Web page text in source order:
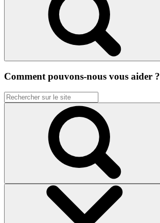
Comment pouvons-nous vous aider ?